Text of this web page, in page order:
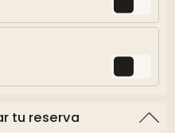
tu reserva